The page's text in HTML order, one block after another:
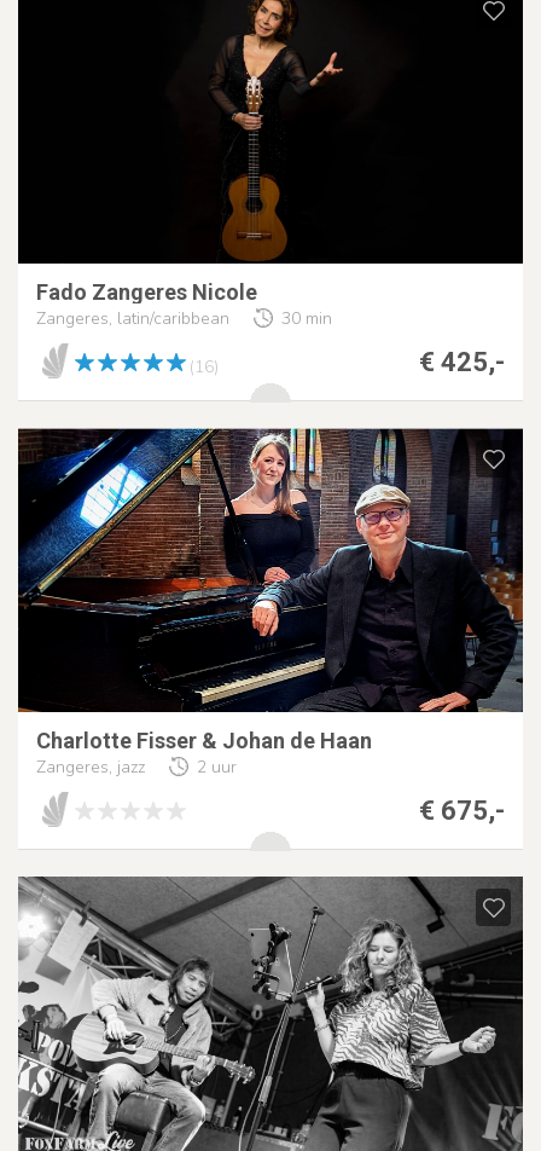
Fado Zangeres Nicole
Zangeres, latin/caribbean 30 min
€ 425,-
(16)
Charlotte Fisser & Johan de Haan
Zangeres, jazz 2 uur
€ 675,-